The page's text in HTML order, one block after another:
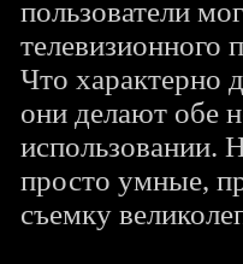
пользователи
телевизионного
Что характерно
они делают обе
использовании.
просто умные,
съемку